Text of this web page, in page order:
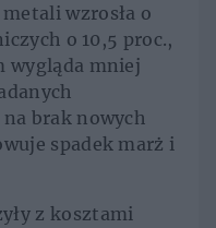
wzrosła o
o 10,5 proc.,
wygląda mniej
brak nowych
spadek marż i
z kosztami